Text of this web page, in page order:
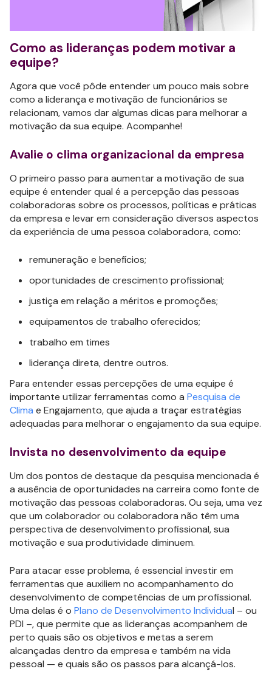
Como as lideranças podem motivar a
equipe?
Agora que você pôde entender um pouco mais sobre
como a liderança e motivação de funcionários se
relacionam, vamos dar algumas dicas para melhorar a
motivação da sua equipe. Acompanhe!
Avalie o clima organizacional da empresa
O primeiro passo para aumentar a motivação de sua
equipe é entender qual é a percepção das pessoas
colaboradoras sobre os processos, políticas e práticas
da empresa e levar em consideração diversos aspectos
da experiência de uma pessoa colaboradora, como:
remuneração e benefícios;
oportunidades de crescimento profissional;
justiça em relação a méritos e promoções;
equipamentos de trabalho oferecidos;
trabalho em times
liderança direta, dentre outros.
Para entender essas percepções de uma equipe é
importante utilizar ferramentas como a Pesquisa de
Clima e Engajamento, que ajuda a traçar estratégias
adequadas para melhorar o engajamento da sua equipe.
Invista no desenvolvimento da equipe
Um dos pontos de destaque da pesquisa mencionada é
a ausência de oportunidades na carreira como fonte de
motivação das pessoas colaboradoras. Ou seja, uma vez
que um colaborador ou colaboradora não têm uma
perspectiva de desenvolvimento profissional, sua
motivação e sua produtividade diminuem.
Para atacar esse problema, é essencial investir em
ferramentas que auxiliem no acompanhamento do
desenvolvimento de competências de um profissional.
Uma delas é o Plano de Desenvolvimento Individual – ou
PDI –, que permite que as lideranças acompanhem de
perto quais são os objetivos e metas a serem
alcançadas dentro da empresa e também na vida
pessoal — e quais são os passos para alcançá-los.